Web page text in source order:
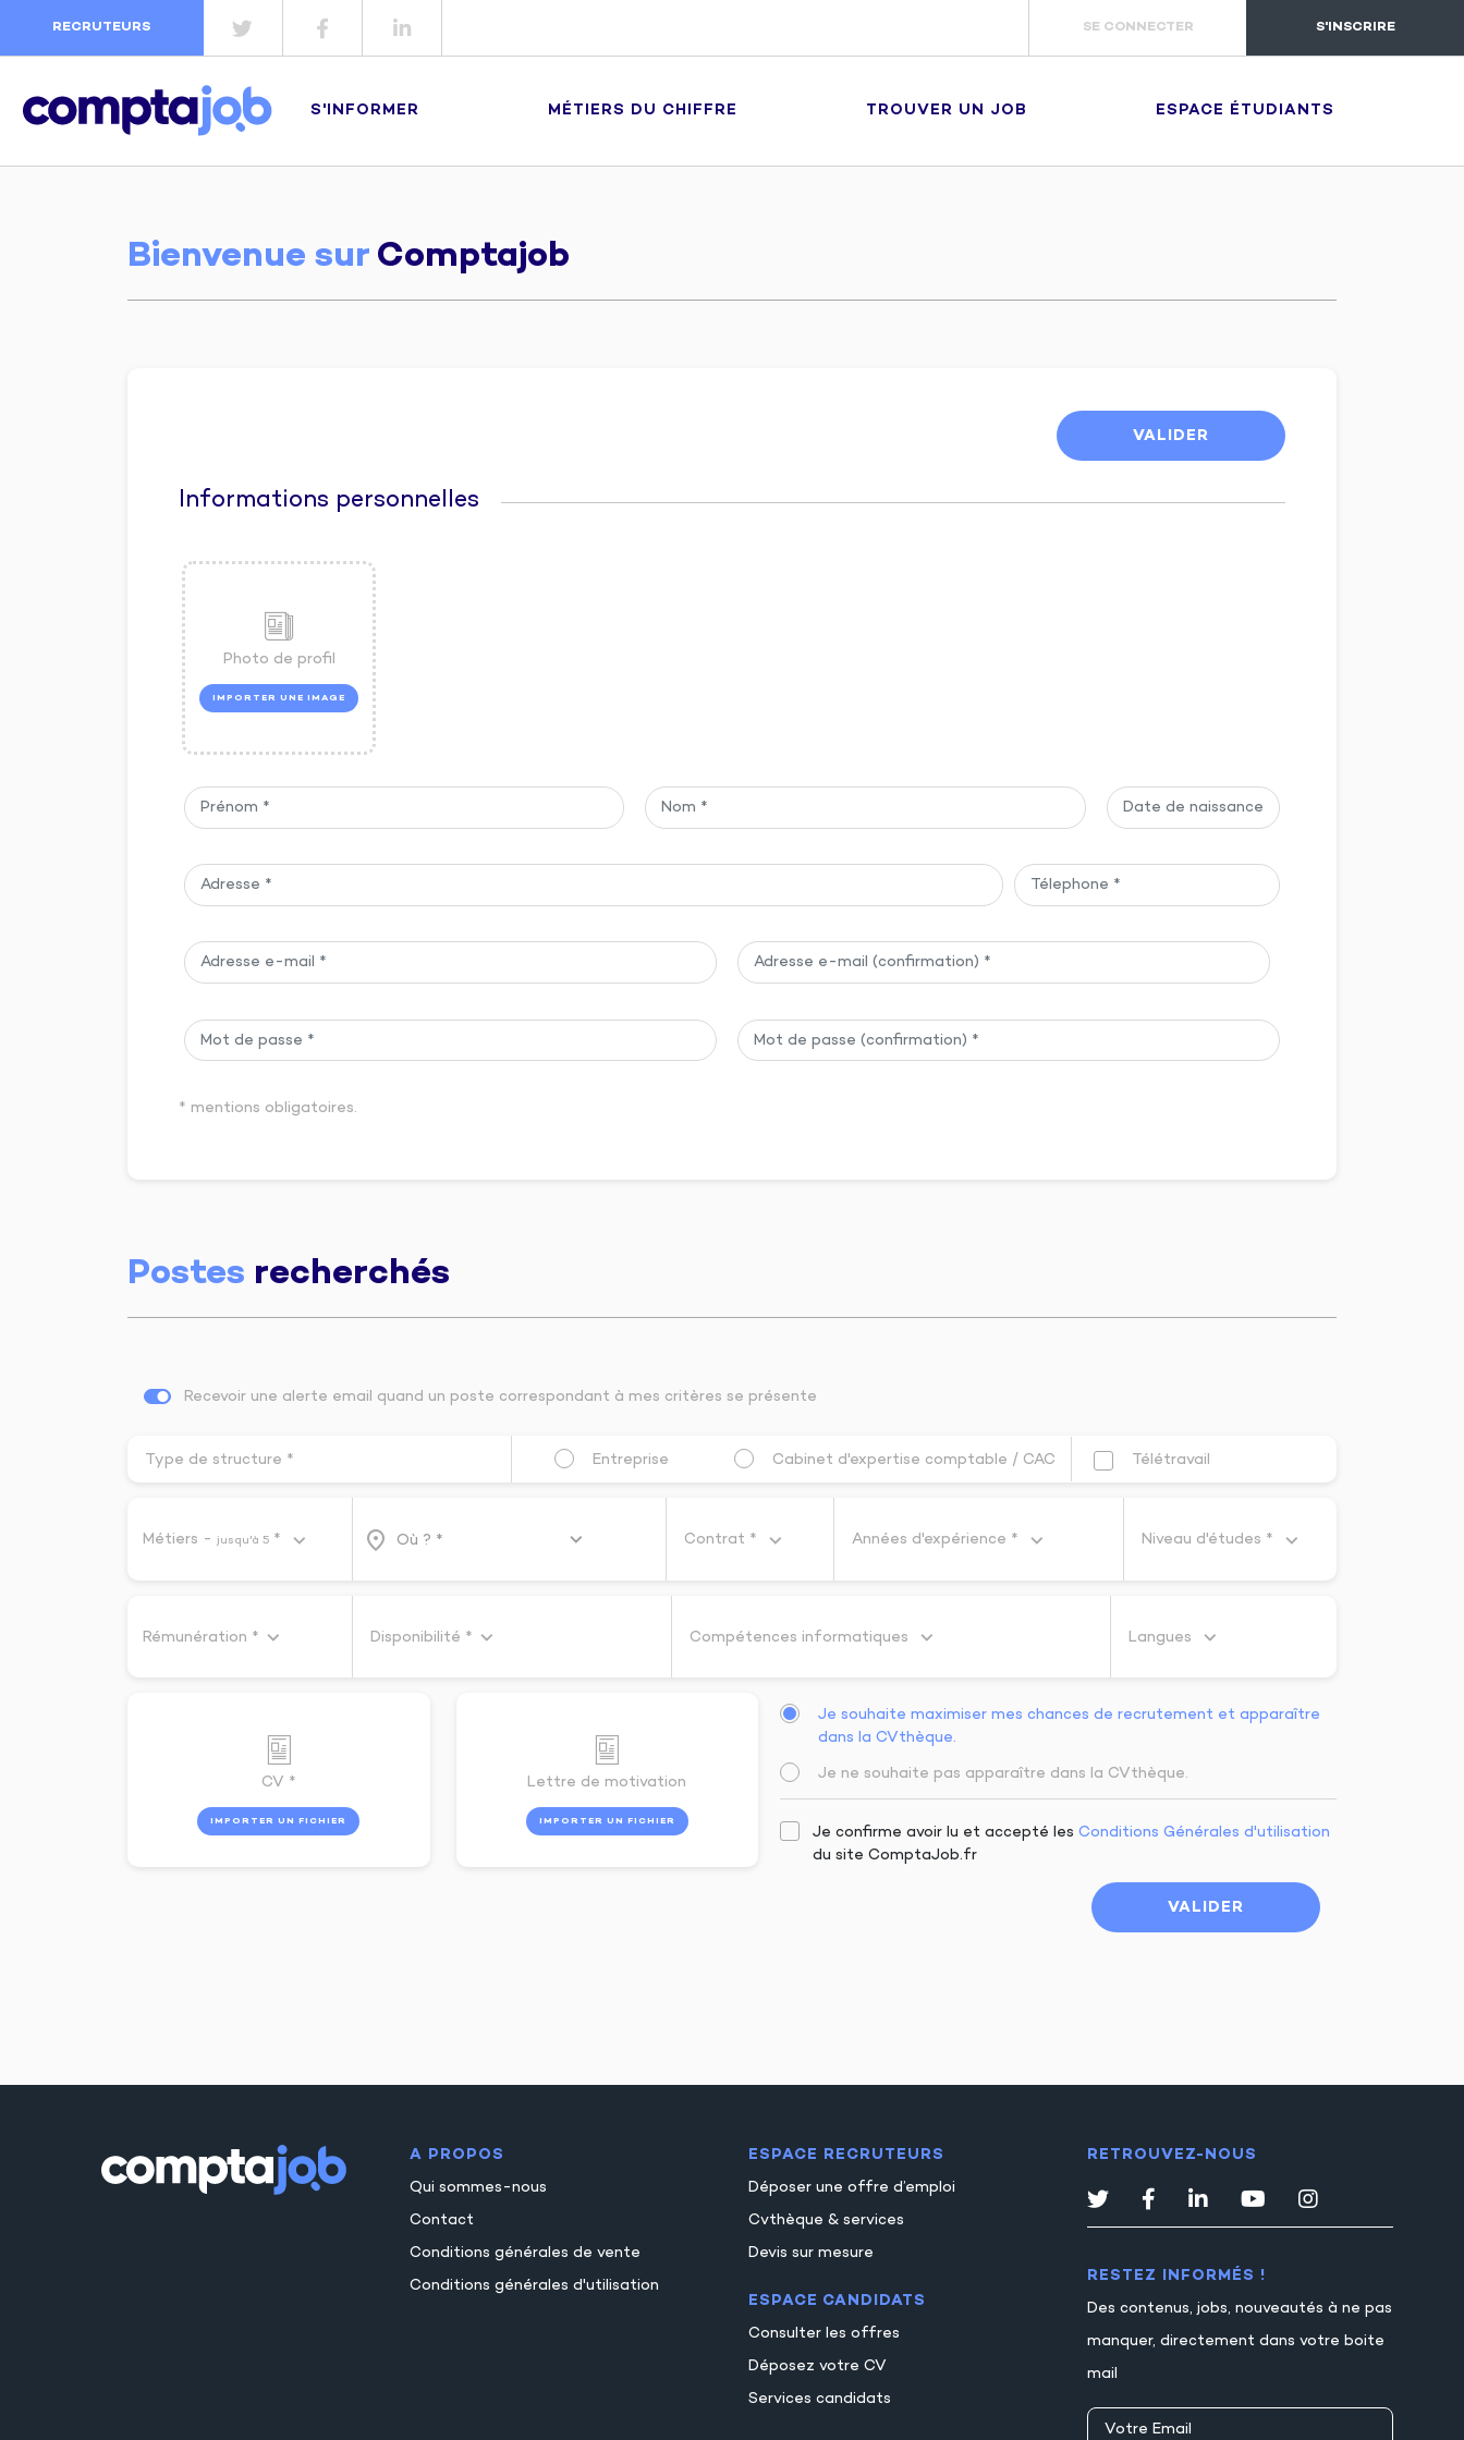
RECRUTEURS SE CONNECTER S'INSCRIRE
S'INFORMER MÉTIERS DU CHIFFRE TROUVER UN JOB ESPACE ÉTUDIANTS
Bienvenue sur Comptajob
VALIDER
Informations personnelles
Photo de profil
IMPORTER UNE IMAGE
* mentions obligatoires.
Postes recherchés
Recevoir une alerte email quand un poste correspondant à mes critères se présente
Type de structure * Entreprise Cabinet d'expertise comptable / CAC Télétravail
Métiers - jusqu'à 5 * place Où ? * Contrat * Années d'expérience * Niveau d'études *
Rémunération * Disponibilité * Compétences informatiques Langues
CV *
IMPORTER UN FICHIER
Lettre de motivation
IMPORTER UN FICHIER
Je souhaite maximiser mes chances de recrutement et apparaître
dans la CVthèque.
Je ne souhaite pas apparaître dans la CVthèque.
Je confirme avoir lu et accepté les Conditions Générales d'utilisation
du site ComptaJob.fr
VALIDER
A PROPOS
Qui sommes-nous
Contact
Conditions générales de vente
Conditions générales d'utilisation
ESPACE RECRUTEURS
Déposer une offre d’emploi
Cvthèque & services
Devis sur mesure
ESPACE CANDIDATS
Consulter les offres
Déposez votre CV
Services candidats
RETROUVEZ-NOUS
RESTEZ INFORMÉS !
Des contenus, jobs, nouveautés à ne pas
manquer, directement dans votre boite
mail